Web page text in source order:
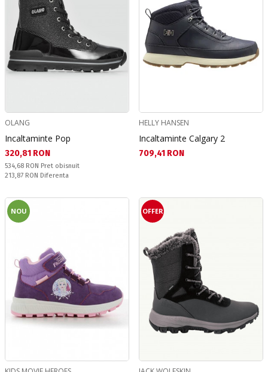
OLANG
Incaltaminte Pop
Текуща цена:
320,81 RON
Pret obisnuit:
534,68 RON Pret obisnuit
Спестявате:
213,87 RON Diferenta
HELLY HANSEN
Incaltaminte Calgary 2
Текуща цена:
709,41 RON
NOU OFFER